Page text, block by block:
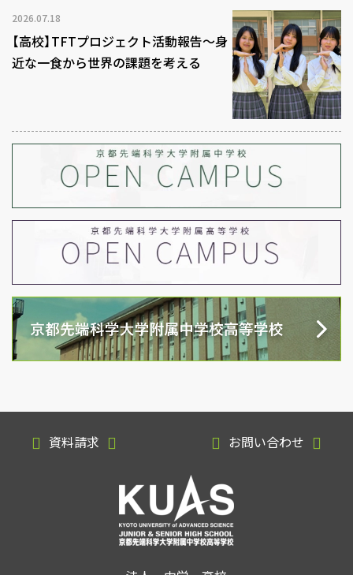
2026.07.18
【高校】TFTプロジェクト活動報告～身
近な一食から世界の課題を考える
資料請求 お問い合わせ